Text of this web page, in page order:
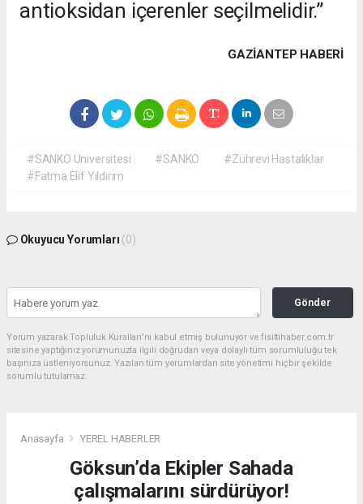
antioksidan içerenler seçilmelidir.”
GAZIANTEP HABERİ
#SANKO Üniversitesi #SANKO
#Zührevi Hastalıklar
#Fatma Elif Yıldırım
Okuyucu Yorumları (0)
Gönder
Yorum yazarak Topluluk Kuralları’nı kabul etmiş bulunuyor ve fisiltihaber.com.tr
sitesine yaptığınız yorumunuzla ilgili doğrudan veya dolaylı tüm sorumluluğu tek
başınıza üstleniyorsunuz. Yazılan tüm yorumlardan site yönetimi hiçbir şekilde
sorumlu tutulamaz.
Anasayfa YEREL HABERLER
Göksun’da Ekipler Sahada
çalışmalarını sürdürüyor!